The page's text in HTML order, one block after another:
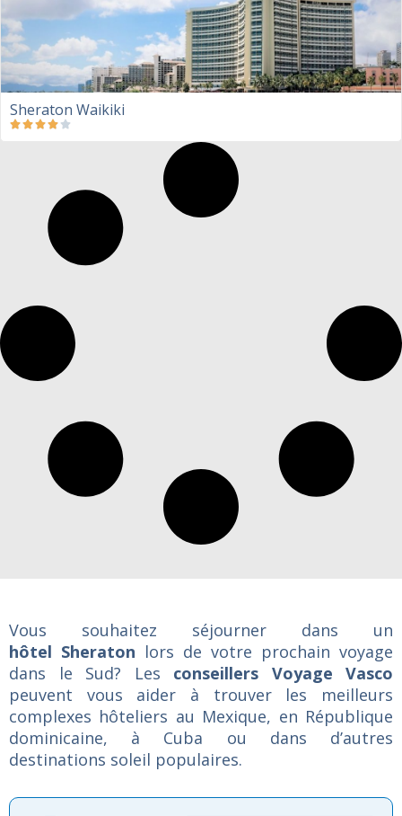
Sheraton Waikiki
Vous souhaitez séjourner dans un
hôtel Sheraton lors de votre prochain voyage
dans le Sud? Les conseillers Voyage Vasco
peuvent vous aider à trouver les meilleurs
complexes hôteliers au Mexique, en République
dominicaine, à Cuba ou dans d’autres
destinations soleil populaires.